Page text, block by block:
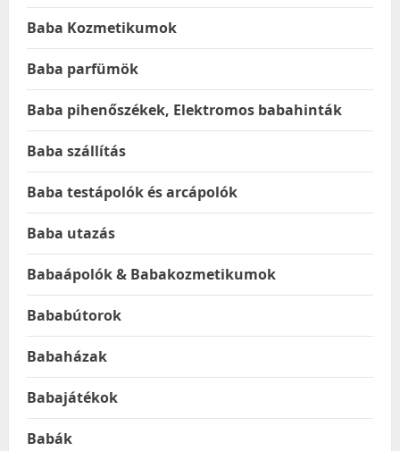
Baba Kozmetikumok
Baba parfümök
Baba pihenőszékek, Elektromos babahinták
Baba szállítás
Baba testápolók és arcápolók
Baba utazás
Babaápolók & Babakozmetikumok
Bababútorok
Babaházak
Babajátékok
Babák